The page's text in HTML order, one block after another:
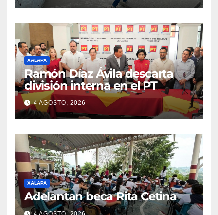
XALAPA
Ramón Díaz Ávila descarta
división interna en el PT
4 AGOSTO, 2026
XALAPA
Adelantan beca Rita Cetina
4 AGOSTO, 2026